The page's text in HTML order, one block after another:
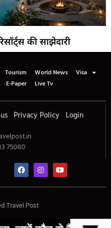
की साझेदारी
Tourism World News
Visa
E-Paper Live Tv
Privacy Policy Login
75080
Travel Post